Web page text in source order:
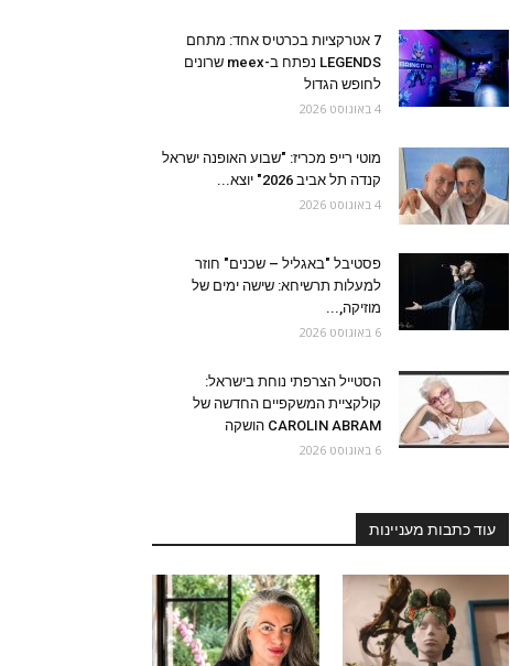
7 אטרקציות בכרטיס אחד: מתחם
LEGENDS נפתח ב-meex שרונים
לחופש הגדול
4 באוגוסט 2026
מוטי רייפ מכריז: "שבוע האופנה ישראל
קנדה תל אביב 2026" יוצא...
4 באוגוסט 2026
פסטיבל "באגליל – שכנים" חוזר
למעלות תרשיחא: שישה ימים של
מוזיקה,...
6 באוגוסט 2026
הסטייל הצרפתי נוחת בישראל:
קולקציית המשקפיים החדשה של
CAROLIN ABRAM הושקה
6 באוגוסט 2026
עוד כתבות מעניינות